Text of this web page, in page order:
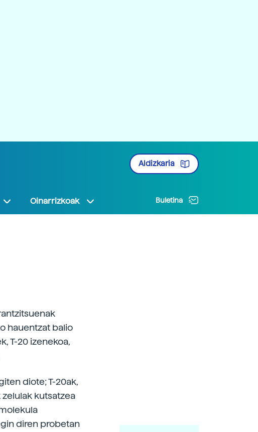
Aldizkaria
Oinarrizkoak Buletina
hauentzat balio
T-20 izenekoa,
diote; T-20ak,
kutsatzea
diren probetan